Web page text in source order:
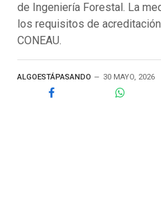
de Ingeniería Forestal. La
los requisitos de
CONEAU.
ALGOESTÁPASANDO 30 MAYO, 2026